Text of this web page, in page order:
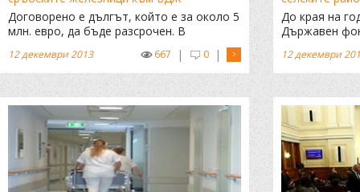
Договорено е дългът, който е за около 5
млн. евро, да бъде разсрочен. В
уточнена схемата по изплащането му|
0
|
667
12 декември 2013
До края на
Държавен
загубим 240
развитие на
12 декември